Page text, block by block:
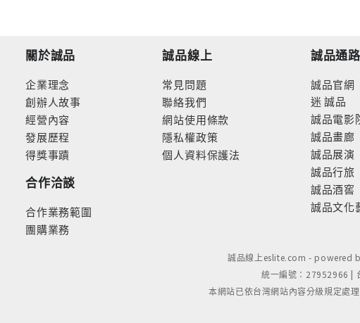
關於誠品
企業理念
創辦人故事
經營內容
發展歷程
得獎事蹟
合作洽談
合作業務範圍
團購業務
誠品線上
常見問題
聯絡我們
網站使用條款
隱私權政策
個人資料保護法
誠品通路
誠品官網
迷 誠品
誠品電影
誠品畫廊
誠品展演
誠品行旅
誠品酒窖
誠品文化
誠品線上eslite.com - powered
統一編號：27952966 |
本網站已依台灣網站內容分級規定處